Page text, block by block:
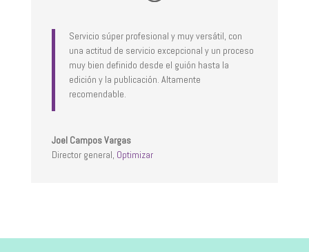
Servicio súper profesional y muy versátil, con
una actitud de servicio excepcional y un proceso
muy bien definido desde el guión hasta la
edición y la publicación. Altamente
recomendable.
Joel Campos Vargas
Director general, Optimizar